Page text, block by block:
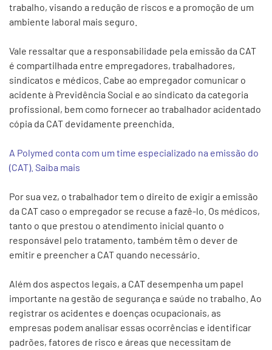
trabalho, visando a redução de riscos e a promoção de um
ambiente laboral mais seguro.
Vale ressaltar que a responsabilidade pela emissão da CAT
é compartilhada entre empregadores, trabalhadores,
sindicatos e médicos. Cabe ao empregador comunicar o
acidente à Previdência Social e ao sindicato da categoria
profissional, bem como fornecer ao trabalhador acidentado
cópia da CAT devidamente preenchida.
A Polymed conta com um time especializado na emissão do
(CAT). Saiba mais
Por sua vez, o trabalhador tem o direito de exigir a emissão
da CAT caso o empregador se recuse a fazê-lo. Os médicos,
tanto o que prestou o atendimento inicial quanto o
responsável pelo tratamento, também têm o dever de
emitir e preencher a CAT quando necessário.
Além dos aspectos legais, a CAT desempenha um papel
importante na gestão de segurança e saúde no trabalho. Ao
registrar os acidentes e doenças ocupacionais, as
empresas podem analisar essas ocorrências e identificar
padrões, fatores de risco e áreas que necessitam de